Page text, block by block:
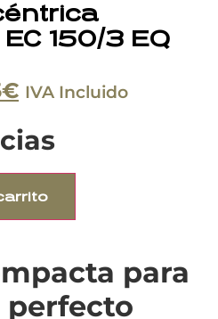
150/3 EQ
€ IVA Incluido
para
perfecto